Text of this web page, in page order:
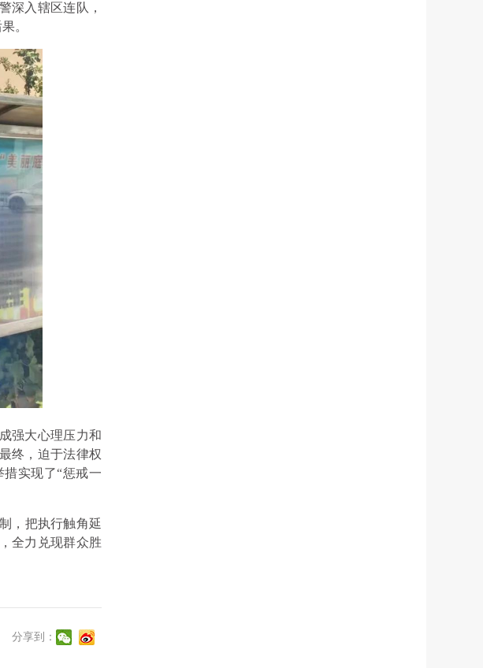
深入辖区连队，
。
强大心理压力和
终，迫于法律权
实现了“惩戒一
，把执行触角延
全力兑现群众胜
分享到：